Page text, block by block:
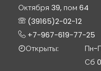
Октября 39, пом 64
(39165)2-02-12
+7-967-619-77-25
Открыты:
Пн-
Сб